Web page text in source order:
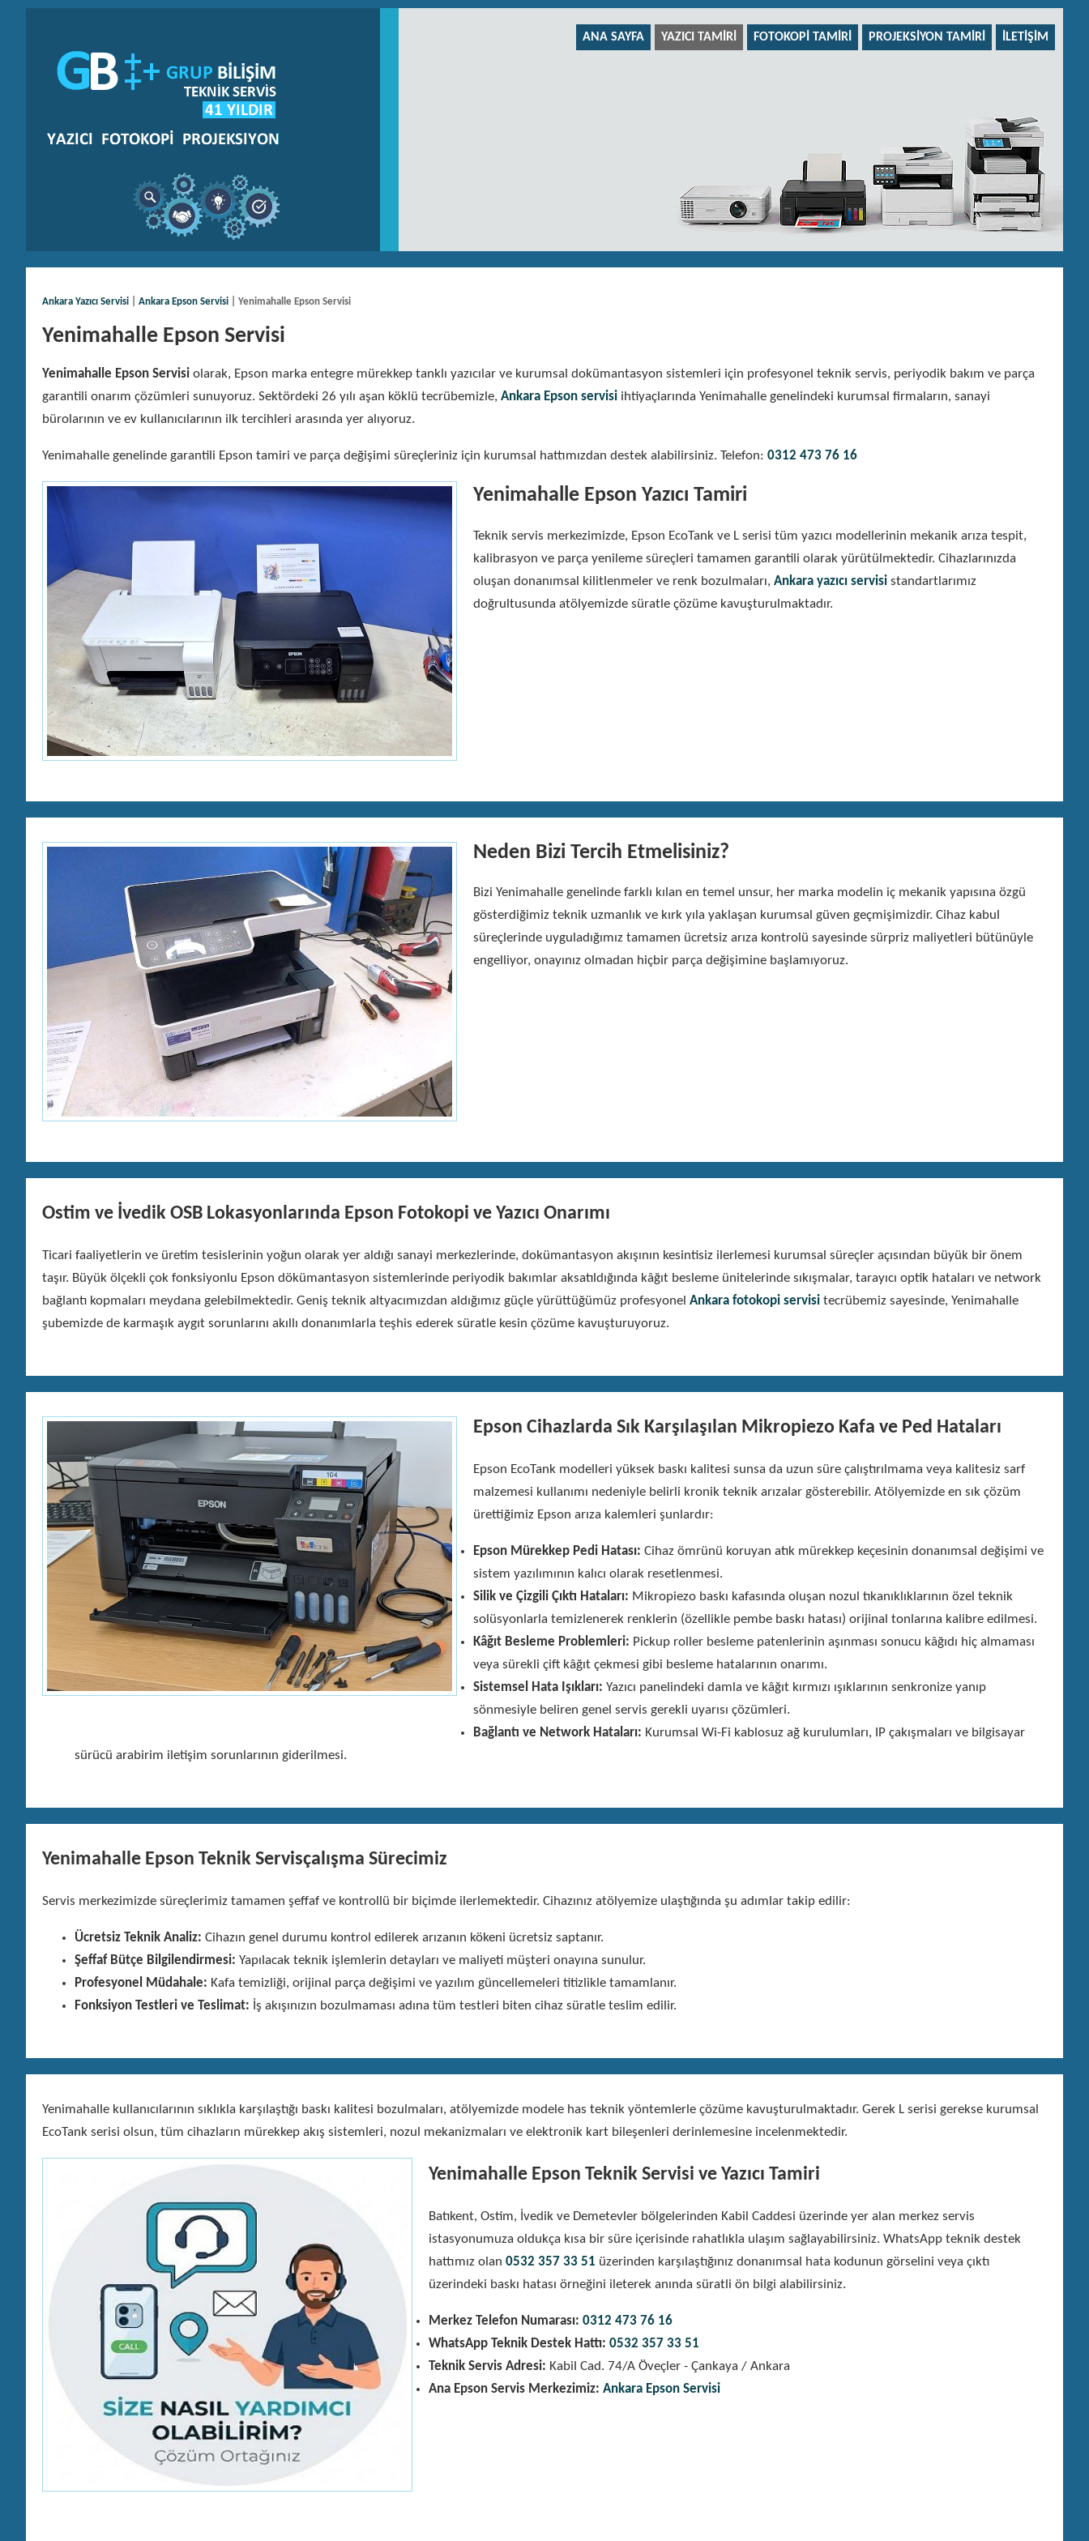
ANA SAYFA YAZICI TAMIRI FOTOKOPI TAMIRI PROJEKSIYON TAMIRI İLETIŞIM
Ankara Yazıcı Servisi Ankara Epson Servisi | Yenimahalle Epson Servisi
Yenimahalle Epson Servisi
Yenimahalle Epson Servisi olarak, Epson marka entegre mürekkep tanklı yazıcılar ve kurumsal dokümantasyon sistemleri için profesyonel teknik servis, periyodik bakım ve parça
garantili onarım çözümleri sunuyoruz. Sektördeki 26 yılı aşan köklü tecrübemizle, Ankara Epson servisi ihtiyaçlarında Yenimahalle genelindeki kurumsal firmaların, sanayi
bürolarının ve ev kullanıcılarının ilk tercihleri arasında yer alıyoruz.
Yenimahalle genelinde garantili Epson tamiri ve parça değişimi süreçleriniz için kurumsal hattımızdan destek alabilirsiniz. Telefon: 0312 473 76 16
Yenimahalle Epson Yazıcı Tamiri
Teknik servis merkezimizde, Epson EcoTank ve L serisi tüm yazıcı modellerinin mekanik arıza tespit,
kalibrasyon ve parça yenileme süreçleri tamamen garantili olarak yürütülmektedir. Cihazlarınızda
oluşan donanımsal kilitlenmeler ve renk bozulmaları, Ankara yazıcı servisi standartlarımız
doğrultusunda atölyemizde süratle çözüme kavuşturulmaktadır.
Neden Bizi Tercih Etmelisiniz?
Bizi Yenimahalle genelinde farklı kılan en temel unsur, her marka modelin iç mekanik yapısına özgü
gösterdiğimiz teknik uzmanlık ve kırk yıla yaklaşan kurumsal güven geçmişimizdir. Cihaz kabul
süreçlerinde uyguladığımız tamamen ücretsiz arıza kontrolü sayesinde sürpriz maliyetleri bütünüyle
engelliyor, onayınız olmadan hiçbir parça değişimine başlamıyoruz.
Ostim ve İvedik OSB Lokasyonlarında Epson Fotokopi ve Yazıcı Onarımı
Ticari faaliyetlerin ve üretim tesislerinin yoğun olarak yer aldığı sanayi merkezlerinde, dokümantasyon akışının kesintisiz ilerlemesi kurumsal süreçler açısından büyük bir önem
taşır. Büyük ölçekli çok fonksiyonlu Epson dökümantasyon sistemlerinde periyodik bakımlar aksatıldığında kâğıt besleme ünitelerinde sıkışmalar, tarayıcı optik hataları ve network
bağlantı kopmaları meydana gelebilmektedir. Geniş teknik altyacımızdan aldığımız güçle yürüttüğümüz profesyonel Ankara fotokopi servisi tecrübemiz sayesinde, Yenimahalle
şubemizde de karmaşık aygıt sorunlarını akıllı donanımlarla teşhis ederek süratle kesin çözüme kavuşturuyoruz.
Epson Cihazlarda Sık Karşılaşılan Mikropiezo Kafa ve Ped Hataları
Epson EcoTank modelleri yüksek baskı kalitesi sunsa da uzun süre çalıştırılmama veya kalitesiz sarf
malzemesi kullanımı nedeniyle belirli kronik teknik arızalar gösterebilir. Atölyemizde en sık çözüm
ürettiğimiz Epson arıza kalemleri şunlardır:
Epson Mürekkep Pedi Hatası: Cihaz ömrünü koruyan atık mürekkep keçesinin donanımsal değişimi ve
sistem yazılımının kalıcı olarak resetlenmesi.
Silik ve Çizgili Çıktı Hataları: Mikropiezo baskı kafasında oluşan nozul tıkanıklıklarının özel teknik
solüsyonlarla temizlenerek renklerin (özellikle pembe baskı hatası) orijinal tonlarına kalibre edilmesi.
Kâğıt Besleme Problemleri: Pickup roller besleme patenlerinin aşınması sonucu kâğıdı hiç almaması
veya sürekli çift kâğıt çekmesi gibi besleme hatalarının onarımı.
Sistemsel Hata Işıkları: Yazıcı panelindeki damla ve kâğıt kırmızı ışıklarının senkronize yanıp
sönmesiyle beliren genel servis gerekli uyarısı çözümleri.
Bağlantı ve Network Hataları: Kurumsal Wi-Fi kablosuz ağ kurulumları, IP çakışmaları ve bilgisayar
sürücü arabirim iletişim sorunlarının giderilmesi.
Yenimahalle Epson Teknik Servisçalışma Sürecimiz
Servis merkezimizde süreçlerimiz tamamen şeffaf ve kontrollü bir biçimde ilerlemektedir. Cihazınız atölyemize ulaştığında şu adımlar takip edilir:
Ücretsiz Teknik Analiz: Cihazın genel durumu kontrol edilerek arızanın kökeni ücretsiz saptanır.
Şeffaf Bütçe Bilgilendirmesi: Yapılacak teknik işlemlerin detayları ve maliyeti müşteri onayına sunulur.
Profesyonel Müdahale: Kafa temizliği, orijinal parça değişimi ve yazılım güncellemeleri titizlikle tamamlanır.
Fonksiyon Testleri ve Teslimat: İş akışınızın bozulmaması adına tüm testleri biten cihaz süratle teslim edilir.
Yenimahalle kullanıcılarının sıklıkla karşılaştığı baskı kalitesi bozulmaları, atölyemizde modele has teknik yöntemlerle çözüme kavuşturulmaktadır. Gerek L serisi gerekse kurumsal
EcoTank serisi olsun, tüm cihazların mürekkep akış sistemleri, nozul mekanizmaları ve elektronik kart bileşenleri derinlemesine incelenmektedir.
Yenimahalle Epson Teknik Servisi ve Yazıcı Tamiri
Batıkent, Ostim, İvedik ve Demetevler bölgelerinden Kabil Caddesi üzerinde yer alan merkez servis
istasyonumuza oldukça kısa bir süre içerisinde rahatlıkla ulaşım sağlayabilirsiniz. WhatsApp teknik destek
hattımız olan 0532 357 33 51 üzerinden karşılaştığınız donanımsal hata kodunun görselini veya çıktı
üzerindeki baskı hatası örneğini ileterek anında süratli ön bilgi alabilirsiniz.
Merkez Telefon Numarası: 0312 473 76 16
WhatsApp Teknik Destek Hattı: 0532 357 33 51
Teknik Servis Adresi: Kabil Cad. 74/A Öveçler - Çankaya / Ankara
Ana Epson Servis Merkezimiz: Ankara Epson Servisi